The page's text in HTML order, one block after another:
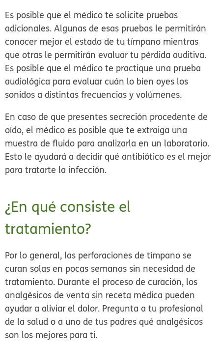
Es posible que el médico te solicite pruebas
adicionales. Algunas de esas pruebas le permitirán
conocer mejor el estado de tu tímpano mientras
que otras le permitirán evaluar tu pérdida auditiva.
Es posible que el médico te practique una prueba
audiológica para evaluar cuán lo bien oyes los
sonidos a distintas frecuencias y volúmenes.
En caso de que presentes secreción procedente de
oído, el médico es posible que te extraiga una
muestra de fluido para analizarla en un laboratorio.
Esto le ayudará a decidir qué antibiótico es el mejor
para tratarte la infección.
¿En qué consiste el
tratamiento?
Por lo general, las perforaciones de tímpano se
curan solas en pocas semanas sin necesidad de
tratamiento. Durante el proceso de curación, los
analgésicos de venta sin receta médica pueden
ayudar a aliviar el dolor. Pregunta a tu profesional
de la salud o a uno de tus padres qué analgésicos
son los mejores para ti.